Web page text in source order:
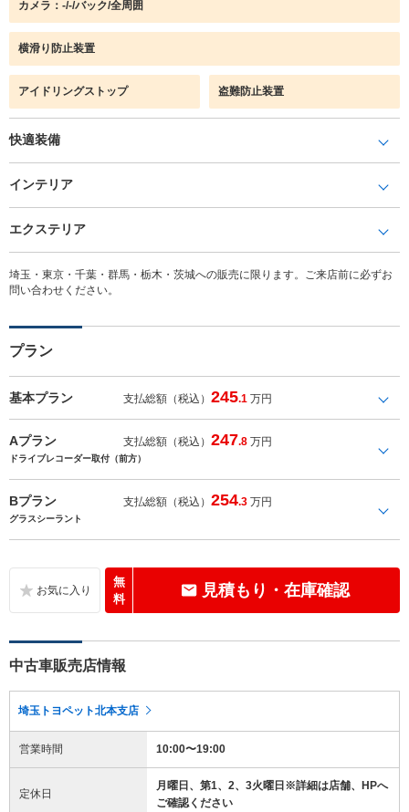
カメラ：-/-/バック/全周囲
横滑り防止装置
アイドリングストップ 盗難防止装置
快適装備
インテリア
エクステリア
埼玉・東京・千葉・群馬・栃木・茨城への販売に限ります。ご来店前に必ずお
問い合わせください。
プラン
基本プラン 支払総額（税込）245.1 万円
Aプラン 支払総額（税込）247.8 万円
ドライブレコーダー取付（前方）
Bプラン 支払総額（税込）254.3 万円
グラスシーラント
無
料
見積もり・在庫確認
中古車販売店情報
埼玉トヨペット北本支店
営業時間 10:00〜19:00
定休日
月曜日、第1、2、3火曜日※詳細は店舗、HPへ
ご確認ください